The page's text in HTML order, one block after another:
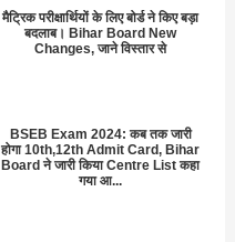
मैट्रिक परीक्षार्थियों के लिए बोर्ड ने किए बड़ा
बदलाब। Bihar Board New
Changes, जाने विस्तार से
BSEB Exam 2024: कब तक जारी
होगा 10th,12th Admit Card, Bihar
Board ने जारी किया Centre List कहा
गया आ...